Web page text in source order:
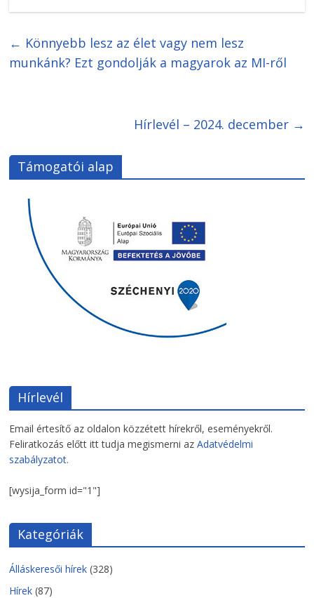
← Könnyebb lesz az élet vagy nem lesz
munkánk? Ezt gondolják a magyarok az MI-ről
Hírlevél – 2024. december →
Támogatói alap
Hírlevél
Email értesítő az oldalon közzétett hírekről, eseményekről.
Feliratkozás előtt itt tudja megismerni azAdatvédelmi
szabályzatot.
[wysija_form id="1"]
Kategóriák
Álláskeresői hírek (328)
Hírek (87)